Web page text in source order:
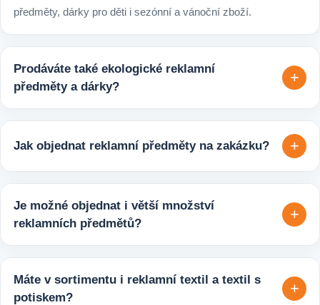
předměty, dárky pro děti i sezónní a vánoční zboží.
Prodáváte také ekologické reklamní
předměty a dárky?
+
reklamních předmětů. K dispozici jsou i ekologicky udržitelné
varianty, které jsou vhodné pro firmy, jež chtějí spojit svojí
propagaci s odpovědným přístupem k životnímu prostředí.
Jak objednat reklamní předměty na zakázku? +
počtem kusů a představou o potisku. Následně si s vámi
upřesníme doplňující detaily, doporučíme vhodné varianty
Je možné objednat i větší množství
reklamních předmětů?
+
tisíců kusů pro firmy, eventy, gastro provozy nebo dlouhodobé
reklamní kampaně. Připravíme ideální řešení podle rozpočtu,
Máte v sortimentu i reklamní textil a textil s
potiskem?
+